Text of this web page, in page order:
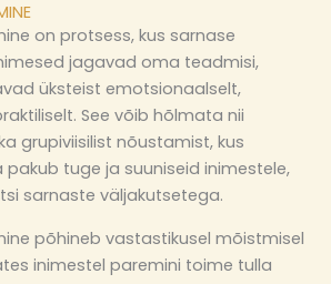
on protsess, kus sarnase
jagavad oma teadmisi,
üksteist emotsionaalselt,
See võib hõlmata nii
grupiviisilist nõustamist, kus
tuge ja suuniseid inimestele,
sarnaste väljakutsetega.
põhineb vastastikusel mõistmisel
inimestel paremini toime tulla